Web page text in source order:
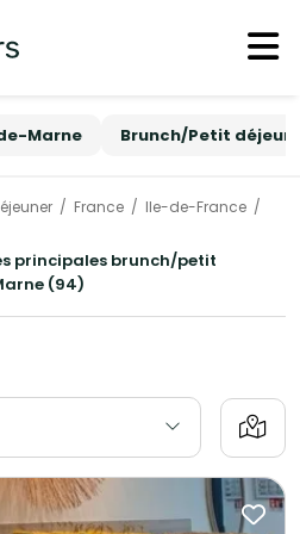
Marne Brunch/Petit
France
Ile-de-France
principales brunch/petit
(94)